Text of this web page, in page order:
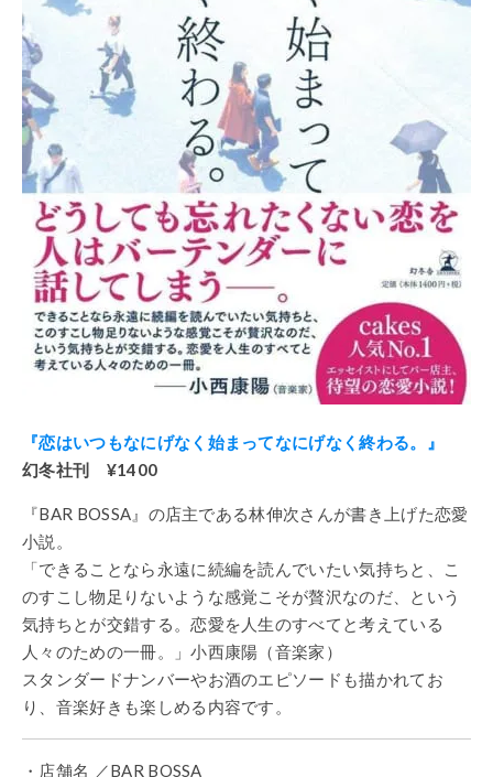
『恋はいつもなにげなく始まってなにげなく終わる。』
幻冬社刊 ¥1400
『BAR BOSSA』の店主である林伸次さんが書き上げた恋愛
小説。
「できることなら永遠に続編を読んでいたい気持ちと、こ
のすこし物足りないような感覚こそが贅沢なのだ、という
気持ちとが交錯する。恋愛を人生のすべてと考えている
人々のための一冊。」小西康陽（音楽家）
スタンダードナンバーやお酒のエピソードも描かれてお
り、音楽好きも楽しめる内容です。
・店舗名 ／BAR BOSSA